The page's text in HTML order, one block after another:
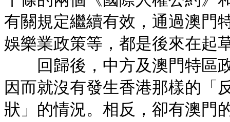
有關規定繼續有效，通過澳門
娛樂業政策等，都是後來在起
回歸後，中方及澳門特區政
因而就沒有發生香港那樣的「
狀」的情況。相反，卻有澳門